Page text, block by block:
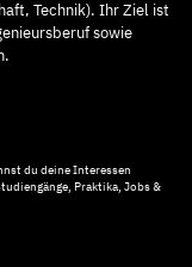
Technik). Ihr Ziel ist
sowie
du deine Interessen
Praktika, Jobs &